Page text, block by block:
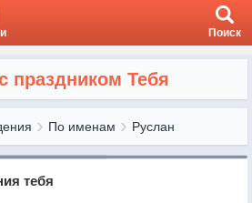
Поиск
праздником Тебя
По именам Руслан
тебя